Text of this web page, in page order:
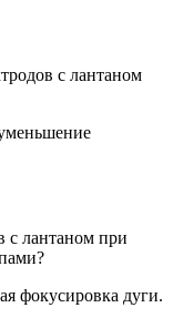
с лантаном
с лантаном при
фокусировка дуги.